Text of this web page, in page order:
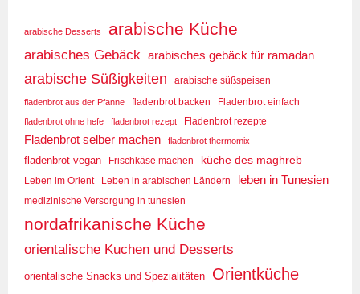
arabische Desserts arabische Küche
arabisches Gebäck arabisches gebäck für ramadan
arabische Süßigkeiten arabische süßspeisen
fladenbrot aus der Pfanne fladenbrot backen
Fladenbrot einfach
fladenbrot ohne hefe
fladenbrot rezept Fladenbrot rezepte
Fladenbrot selber machen fladenbrot thermomix
fladenbrot vegan Frischkäse machen küche des maghreb
Leben im Orient Leben in arabischen Ländern leben in Tunesien
medizinische Versorgung in tunesien
nordafrikanische Küche
orientalische Kuchen und Desserts
orientalische Snacks und Spezialitäten Orientküche